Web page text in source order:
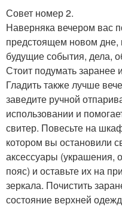
Совет номер 2.
Наверняка вечером вас
предстоящем новом дне,
будущие события, дела,
Стоит подумать заранее
Гладить также лучше
заведите ручной
использовании и
свитер. Повесьте на
котором вы остановили
аксессуары (украшения,
пояс) и оставьте их на
зеркала. Почистить
состояние верхней